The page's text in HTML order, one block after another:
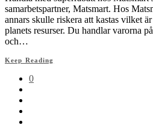
samarbetspartner, Matsmart. Hos
annars skulle riskera att kastas vilket
planets resurser. Du handlar varorna
och…
Keep Reading
0